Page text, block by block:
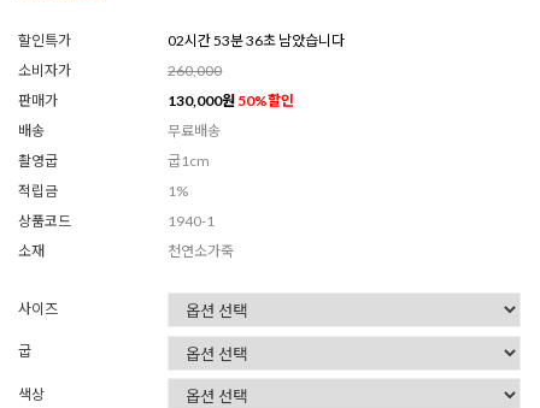
할인특가
02시간 53분 33초 남았습니다
소비자가
260,000
판매가
130,000원 50%할인
배송
무료배송
촬영굽
굽1cm
적립금
1%
상품코드
1940-1
소재
천연소가죽
사이즈
굽
색상